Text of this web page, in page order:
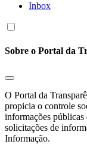
Inbox
Sobre o Portal da
O Portal da
propicia o controle
informações públicas
solicitações de
Informação.